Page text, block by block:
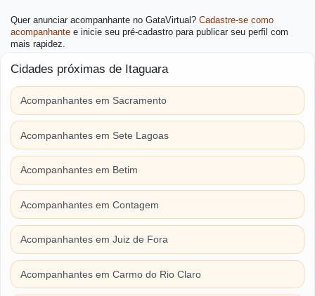
Quer anunciar acompanhante no GataVirtual? Cadastre-se como
acompanhante e inicie seu pré-cadastro para publicar seu perfil com
mais rapidez.
Cidades próximas de Itaguara
Acompanhantes em Sacramento
Acompanhantes em Sete Lagoas
Acompanhantes em Betim
Acompanhantes em Contagem
Acompanhantes em Juiz de Fora
Acompanhantes em Carmo do Rio Claro